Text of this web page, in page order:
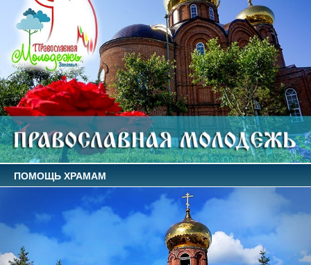
ПОМОЩЬ ХРАМАМ